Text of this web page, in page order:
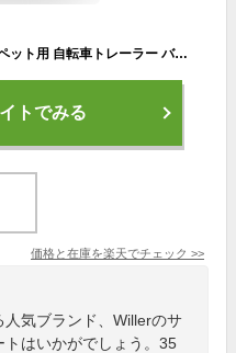
Willer ウィラー サイクルトレーラー ペット用 自転車トレーラー バイクトレーラー ペットトレーラー サイクルトレーラー ペットカート ペットーカー ペットキャリー ペット用自転車トレーラー バイクトレーラー ドッグキャリー 自転車 サイクリング 旅行 犬用 猫用
トでみる
価格と在庫を楽天でチェック >>
気ブランド、Willerのサ
はいかがでしょう。35